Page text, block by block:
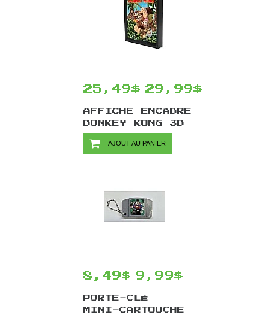
25,49$ 29,99$
AFFICHE ENCADRE
DONKEY KONG 3D
SHADOWBOX -
JUNGLE SWING
AJOUT AU PANIER
8,49$ 9,99$
PORTE-CLÉ
MINI-CARTOUCHE